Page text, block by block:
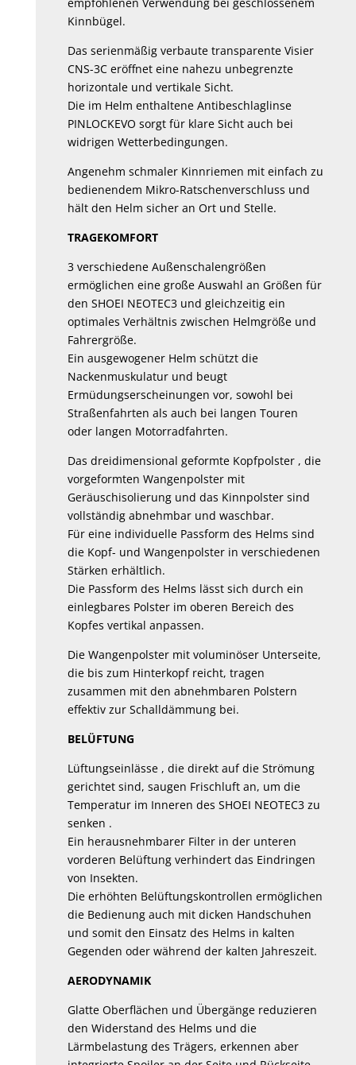
Kinnbügel.
Das serienmäßig verbaute transparente Visier
CNS-3C eröffnet eine nahezu unbegrenzte
horizontale und vertikale Sicht.
Die im Helm enthaltene Antibeschlaglinse
PINLOCKEVO sorgt für klare Sicht auch bei
widrigen Wetterbedingungen.
Angenehm schmaler Kinnriemen mit einfach zu
bedienendem Mikro-Ratschenverschluss und
hält den Helm sicher an Ort und Stelle.
TRAGEKOMFORT
3 verschiedene Außenschalengrößen
ermöglichen eine große Auswahl an Größen für
den SHOEI NEOTEC3 und gleichzeitig ein
optimales Verhältnis zwischen Helmgröße und
Fahrergröße.
Ein ausgewogener Helm schützt die
Nackenmuskulatur und beugt
Ermüdungserscheinungen vor, sowohl bei
Straßenfahrten als auch bei langen Touren
oder langen Motorradfahrten.
Das dreidimensional geformte Kopfpolster , die
vorgeformten Wangenpolster mit
Geräuschisolierung und das Kinnpolster sind
vollständig abnehmbar und waschbar.
Für eine individuelle Passform des Helms sind
die Kopf- und Wangenpolster in verschiedenen
Stärken erhältlich.
Die Passform des Helms lässt sich durch ein
einlegbares Polster im oberen Bereich des
Kopfes vertikal anpassen.
Die Wangenpolster mit voluminöser Unterseite,
die bis zum Hinterkopf reicht, tragen
zusammen mit den abnehmbaren Polstern
effektiv zur Schalldämmung bei.
BELÜFTUNG
Lüftungseinlässe , die direkt auf die Strömung
gerichtet sind, saugen Frischluft an, um die
Temperatur im Inneren des SHOEI NEOTEC3 zu
senken .
Ein herausnehmbarer Filter in der unteren
vorderen Belüftung verhindert das Eindringen
von Insekten.
Die erhöhten Belüftungskontrollen ermöglichen
die Bedienung auch mit dicken Handschuhen
und somit den Einsatz des Helms in kalten
Gegenden oder während der kalten Jahreszeit.
AERODYNAMIK
Glatte Oberflächen und Übergänge reduzieren
den Widerstand des Helms und die
Lärmbelastung des Trägers, erkennen aber